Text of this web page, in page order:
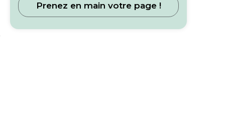
Prenez en main votre page !